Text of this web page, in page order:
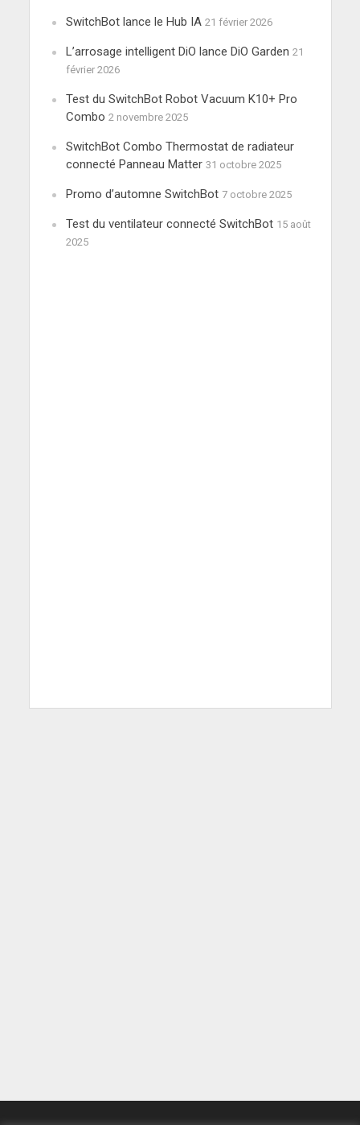
SwitchBot lance le Hub IA 21 février 2026
L’arrosage intelligent DiO lance DiO Garden 21
février 2026
Test du SwitchBot Robot Vacuum K10+ Pro
Combo 2 novembre 2025
SwitchBot Combo Thermostat de radiateur
connecté Panneau Matter 31 octobre 2025
Promo d’automne SwitchBot 7 octobre 2025
Test du ventilateur connecté SwitchBot 15 août
2025